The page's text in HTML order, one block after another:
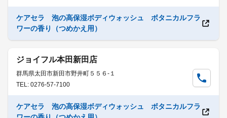
ケアセラ 泡の高保湿ボディウォッシュ ボタニカルフラ
ワーの香り（つめかえ用）
ジョイフル本田新田店
群馬県太田市新田市野井町５５６-１
TEL: 0276-57-7100
ケアセラ 泡の高保湿ボディウォッシュ ボタニカルフラ